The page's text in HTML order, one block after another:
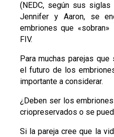
(NEDC, según sus
Jennifer y Aaron, se
embriones que
FIV.
Para muchas parejas
el futuro de los
importante a considerar.
¿Deben ser los
criopreservados o se
Si la pareja cree que la